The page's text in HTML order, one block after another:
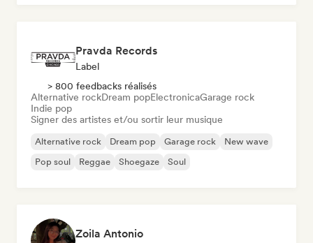
Pravda Records
Label
> 800 feedbacks réalisés
Alternative rockDream popElectronicaGarage rock
Indie pop
Signer des artistes et/ou sortir leur musique
Alternative rock Dream pop Garage rock
New wave
Pop soul
Reggae Shoegaze Soul
Zoila Antonio